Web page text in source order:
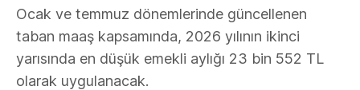
Ocak ve temmuz dönemlerinde güncellenen
taban maaş kapsamında, 2026 yılının ikinci
yarısında en düşük emekli aylığı 23 bin 552 TL
olarak uygulanacak.